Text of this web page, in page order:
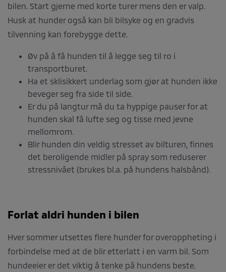
bilen. Start gjerne med korte turer mens den er valp.
Husk at hunder også kan bli bilsyke og en gradvis
tilvenning kan forebygge dette.
Øv på å få hunden til å legge seg til ro i
transportburet.
Ha et sklisikkert underlag som gjør at hunden ikke
beveger seg fra side til side.
Er du på langtur må du ta hyppige pauser for at
hunden skal få lufte seg og tisse med jevne
mellomrom.
Blir hunden din veldig stresset av bilturen, finnes
det beroligende midler på spray som reduserer
stressnivået (brukes bl.a. på hundens halsbånd).
Forlat aldri hunden i bilen
Hver sommer utsettes flere hunder for overoppheting i
forbindelse med at de blir etterlatt i en varm bil. Som
hundeeier er det viktig å tenke på hundens beste.